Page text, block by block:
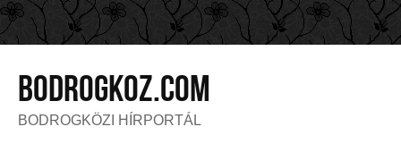
bodrogkoz.com
BODROGKÖZI HÍRPORTÁL